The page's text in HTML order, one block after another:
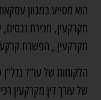
הוא מסייע במגוון
מקרקעין, מכירת נכסים,
מקרקעין , הפשרת
הלקוחות של עו“ד נדל“ן
של עורך דין מקרקעין